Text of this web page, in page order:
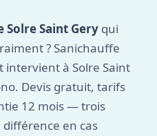
Solre Saint Gery qui
? Sanichauffe
à Solre Saint
Devis gratuit, tarifs
12 mois — trois
en cas